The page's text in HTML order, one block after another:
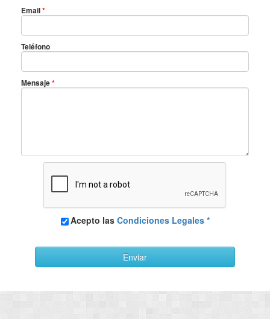
Email*
Teléfono
Mensaje*
Acepto las Condiciones Legales *
Enviar